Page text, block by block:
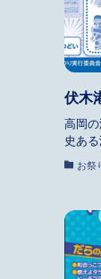
伏木
高岡
史あ
お祭